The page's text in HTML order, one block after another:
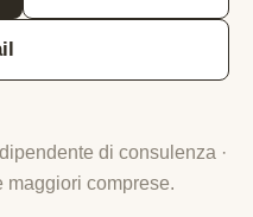
di consulenza ·
maggiori comprese.